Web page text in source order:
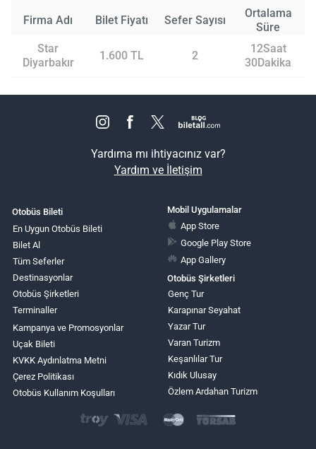
Firma Adı Bilet Fiyatı Sefer Sayısı
Ortalama
Süre
Star
Diyarbakır
1.600 TL 2
12Saat
30Dakika
Yardıma mı ihtiyacınız var?
Yardım ve İletişim
Otobüs Bileti
En Uygun Otobüs Bileti
Bilet Al
Tüm Seferler
Destinasyonlar
Otobüs Şirketleri
Terminaller
Kampanya ve Promosyonlar
Uçak Bileti
KVKK Aydınlatma Metni
Çerez Politikası
Otobüs Kullanım Koşulları
Mobil Uygulamalar
App Store
Google Play Store
App Gallery
Otobüs Şirketleri
Genç Tur
Karapınar Seyahat
Yazar Tur
Varan Turizm
Keşanlılar Tur
Kıdık Ulusay
Özlem Ardahan Turizm